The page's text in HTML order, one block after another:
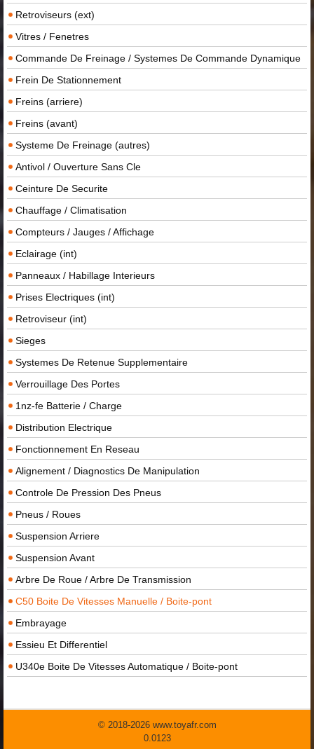
Retroviseurs (ext)
Vitres / Fenetres
Commande De Freinage / Systemes De Commande Dynamique
Frein De Stationnement
Freins (arriere)
Freins (avant)
Systeme De Freinage (autres)
Antivol / Ouverture Sans Cle
Ceinture De Securite
Chauffage / Climatisation
Compteurs / Jauges / Affichage
Eclairage (int)
Panneaux / Habillage Interieurs
Prises Electriques (int)
Retroviseur (int)
Sieges
Systemes De Retenue Supplementaire
Verrouillage Des Portes
1nz-fe Batterie / Charge
Distribution Electrique
Fonctionnement En Reseau
Alignement / Diagnostics De Manipulation
Controle De Pression Des Pneus
Pneus / Roues
Suspension Arriere
Suspension Avant
Arbre De Roue / Arbre De Transmission
C50 Boite De Vitesses Manuelle / Boite-pont
Embrayage
Essieu Et Differentiel
U340e Boite De Vitesses Automatique / Boite-pont
© 2018-2026 www.toyafr.com
0.0123